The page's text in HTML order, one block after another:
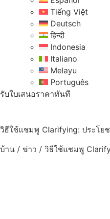
Tiếng Việt
Deutsch
हिन्दी
Indonesia
Italiano
Melayu
Português
รับใบเสนอราคาทันที
วิธีใช้แชมพู Clarifying: ประโย
บ้าน / ข่าว / วิธีใช้แชมพู